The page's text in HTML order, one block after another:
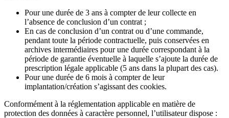
Pour une durée de 3 ans à compter de leur collecte en
l’absence de conclusion d’un contrat ;
En cas de conclusion d’un contrat ou d’une commande,
pendant toute la période contractuelle, puis conservées en
archives intermédiaires pour une durée correspondant à la
période de garantie éventuelle à laquelle s’ajoute la durée de
prescription légale applicable (5 ans dans la plupart des cas).
Pour une durée de 6 mois à compter de leur
implantation/création s’agissant des cookies.
Conformément à la réglementation applicable en matière de
protection des données à caractère personnel, l’utilisateur dispose :